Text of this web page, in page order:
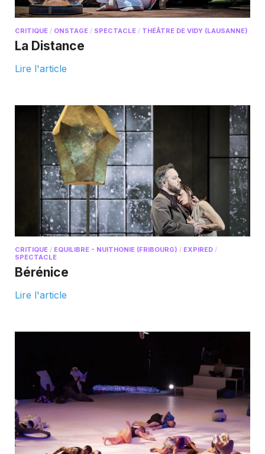
CRITIQUE / ONSTAGE / SPECTACLE / THÉÂTRE DE VIDY (LAUSANNE)
La Distance
Lire l'article
CRITIQUE / EQUILIBRE - NUITHONIE (FRIBOURG) / EXPIRED /
SPECTACLE
Bérénice
Lire l'article